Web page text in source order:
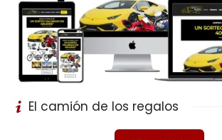
El camión de los regalos